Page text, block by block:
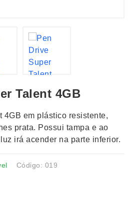
Talent 4GB
4GB em plástico resistente,
prata. Possui tampa e ao
irá acender na parte inferior.
Código: 019